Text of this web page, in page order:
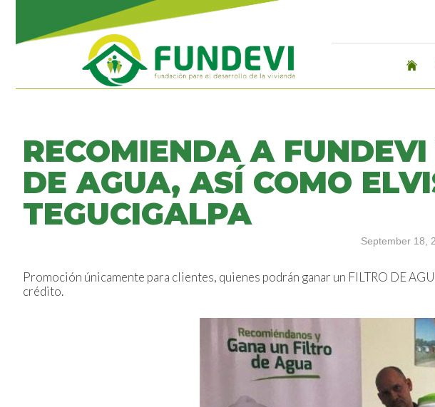
RECOMIENDA A
DE AGUA, ASÍ COMO
TEGUCIGALPA
September 18,
Promoción únicamente para clientes, quienes podrán ganar un FILTRO DE
crédito.